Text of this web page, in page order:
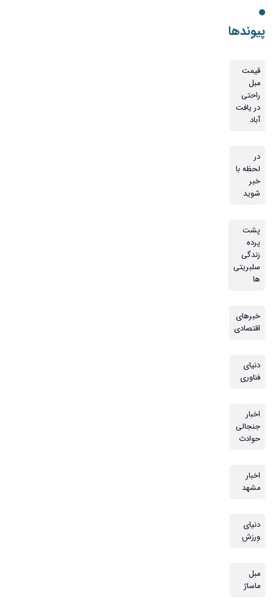
پیوندها
قیمت
مبل
راحتی
در یافت
آباد
در
لحظه با
خبر
شوید
پشت
پرده
زندگی
سلبریتی
ها
خبرهای
اقتصادی
دنیای
فناوری
اخبار
جنجالی
حوادث
اخبار
مشهد
دنیای
ورزش
مبل
ماساژ